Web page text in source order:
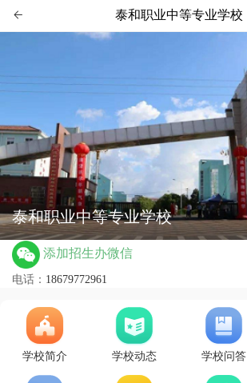
 泰和职业中等专业学校
泰和职业中等专业学校
添加招生办微信
电话： 18679772961
学校简介 学校动态 学校问答